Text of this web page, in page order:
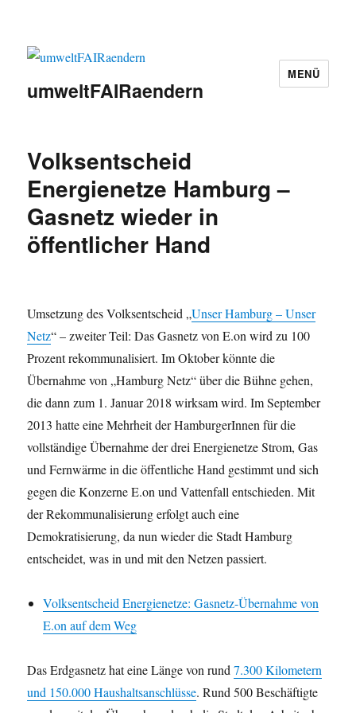
umweltFAIRaendern
MENÜ
Volksentscheid
Energienetze Hamburg –
Gasnetz wieder in
öffentlicher Hand
Umsetzung des Volksentscheid „Unser Hamburg – Unser
Netz“ – zweiter Teil: Das Gasnetz von E.on wird zu 100
Prozent rekommunalisiert. Im Oktober könnte die
Übernahme von „Hamburg Netz“ über die Bühne gehen,
die dann zum 1. Januar 2018 wirksam wird. Im September
2013 hatte eine Mehrheit der HamburgerInnen für die
vollständige Übernahme der drei Energienetze Strom, Gas
und Fernwärme in die öffentliche Hand gestimmt und sich
gegen die Konzerne E.on und Vattenfall entschieden. Mit
der Rekommunalisierung erfolgt auch eine
Demokratisierung, da nun wieder die Stadt Hamburg
entscheidet, was in und mit den Netzen passiert.
Volksentscheid Energienetze: Gasnetz-Übernahme von
E.on auf dem Weg
Das Erdgasnetz hat eine Länge von rund7.300 Kilometern
und 150.000 Haushaltsanschlüsse. Rund 500 Beschäftigte